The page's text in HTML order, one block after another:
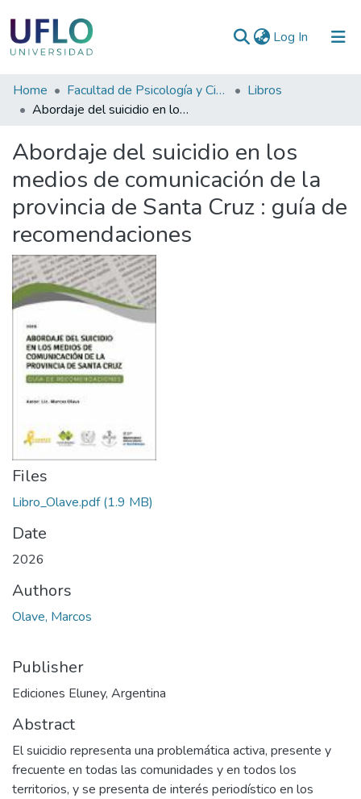
Log In (current)
Communities
&
All of RIUFLO
Statistics
Home Facultad de Psicología y Ciencias Sociales
Libros
Abordaje del suicidio en los medios de comunicación de la provincia de Santa Cruz : guía de recomendaciones
Abordaje del suicidio en los
medios de comunicación de la
provincia de Santa Cruz : guía de
recomendaciones
Files
Libro_Olave.pdf(1.9 MB)
Date
2026
Authors
Olave, Marcos
Publisher
Ediciones Eluney, Argentina
Abstract
El suicidio representa una problemática activa, presente y
frecuente en todas las comunidades y en todos los
territorios, y se presenta de interés periodístico en los